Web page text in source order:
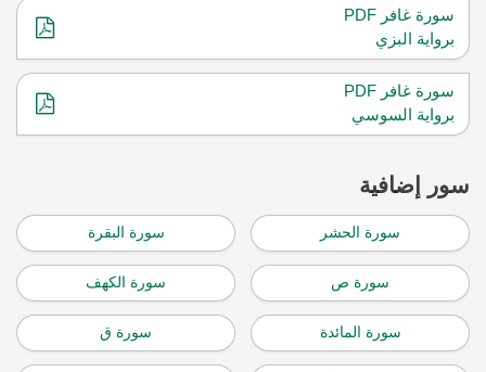
سورة غافر PDF
برواية البزي
سورة غافر PDF
برواية السوسي
سور إضافية
سورة الحشر سورة البقرة
سورة ص سورة الكهف
سورة المائدة سورة ق